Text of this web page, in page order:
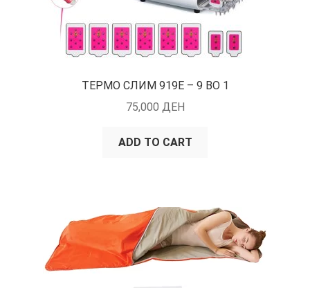
ТЕРМО СЛИМ 919Е – 9 ВО 1
75,000 ДЕН
ADD TO CART